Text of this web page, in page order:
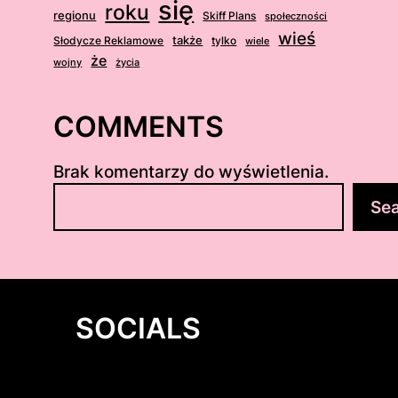
regionu roku się Skiff Plans społeczności
Słodycze Reklamowe także tylko wiele wieś
wojny że życia
COMMENTS
Brak komentarzy do wyświetlenia.
u
a
SOCIALS